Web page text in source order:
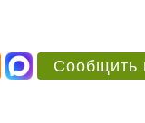
Сообщить